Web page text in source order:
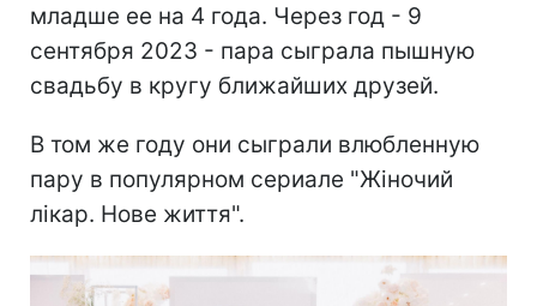
младше ее на 4 года. Через год - 9
сентября 2023 - пара сыграла пышную
свадьбу в кругу ближайших друзей.
В том же году они сыграли влюбленную
пару в популярном сериале "Жіночий
лікар. Нове життя".